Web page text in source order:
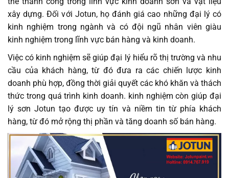
xây dựng. Đối với Jotun, họ đánh giá cao những đại lý có
kinh nghiệm trong ngành và có đội ngũ nhân viên giàu
kinh nghiệm trong lĩnh vực bán hàng và kinh doanh.
Việc có kinh nghiệm sẽ giúp đại lý hiểu rõ thị trường và nhu
cầu của khách hàng, từ đó đưa ra các chiến lược kinh
doanh phù hợp, đồng thời giải quyết các khó khăn và thách
thức trong quá trình kinh doanh. kinh nghiệm còn giúp đại
lý sơn Jotun tạo được uy tín và niềm tin từ phía khách
hàng, từ đó mở rộng thị phần và tăng doanh số bán hàng.